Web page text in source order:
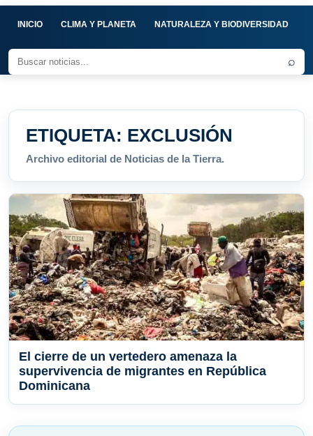
INICIO CLIMA Y PLANETA NATURALEZA Y BIODIVERSIDAD
⌕
ETIQUETA: EXCLUSIÓN
Archivo editorial de Noticias de la Tierra.
El cierre de un vertedero amenaza la
supervivencia de migrantes en República
Dominicana